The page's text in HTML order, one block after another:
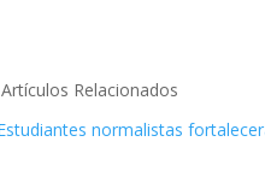
Artículos Relacionados